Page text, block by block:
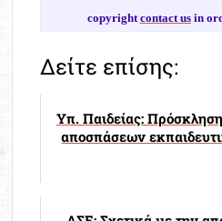
copyright contact usin
Δείτε επίσης:
Υπ. Παιδείας:
αποσπάσεων